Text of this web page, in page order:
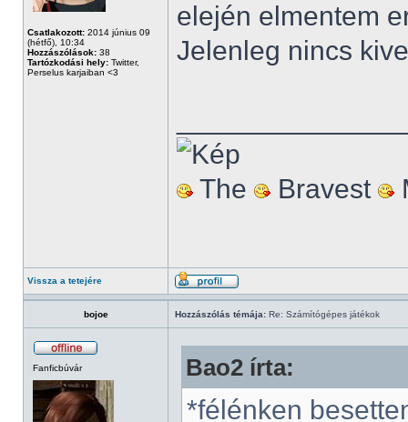
Csatlakozott: 2014 június 09
(hétfő), 10:34
Hozzászólások: 38
Tartózkodási hely: Twitter,
Perselus karjaiban <3
elején elmentem
Jelenleg nincs
The Bravest
Vissza a tetejére
bojoe Hozzászólás témája: Re: Számítógépes játékok
Fanficbúvár Bao2 írta:
*félénken